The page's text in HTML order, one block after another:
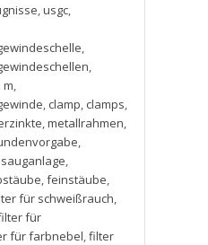
,usgc,
,
,
,
, clamp, clamps,
,metallrahmen,
,
,
,feinstäube,
für schweißrauch,
für
für farbnebel,filter